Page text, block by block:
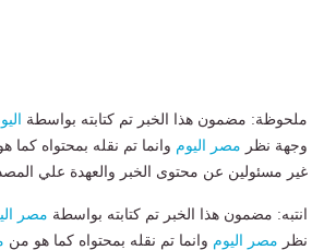
ملحوظة: مضمون هذا الخبر تم كتابته بواسطة
وجهة نظر مصر اليوم وانما تم نقله بمحتواه كما
غير مسئولين عن محتوى الخبر والعهدة علي
انتبه: مضمون هذا الخبر تم كتابته بواسطة مصر
نظر مصر اليوم وانما تم نقله بمحتواه كما هو من